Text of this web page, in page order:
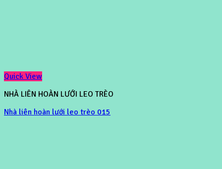
Quick View
NHÀ LIÊN HOÀN LƯỚI LEO TRÈO
Nhà liên hoàn lưới leo trèo 015